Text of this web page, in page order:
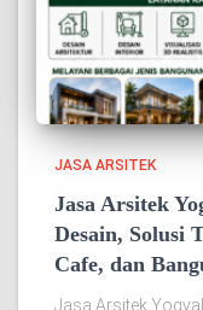
JASA ARSITEK
Jasa Arsitek
Desain, Solusi
Cafe, dan
Jasa Arsitek